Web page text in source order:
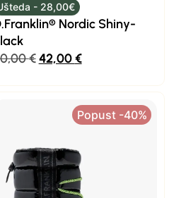
- 28,00€
Nordic Shiny-
€ 42,00€
Popust -40%